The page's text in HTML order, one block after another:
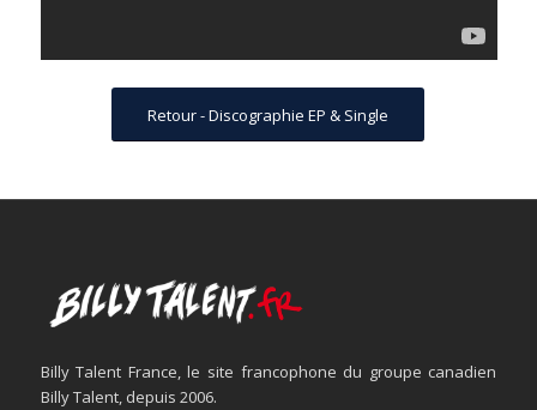
Retour - Discographie EP & Single
Billy Talent France, le site francophone du groupe canadien
Billy Talent, depuis 2006.